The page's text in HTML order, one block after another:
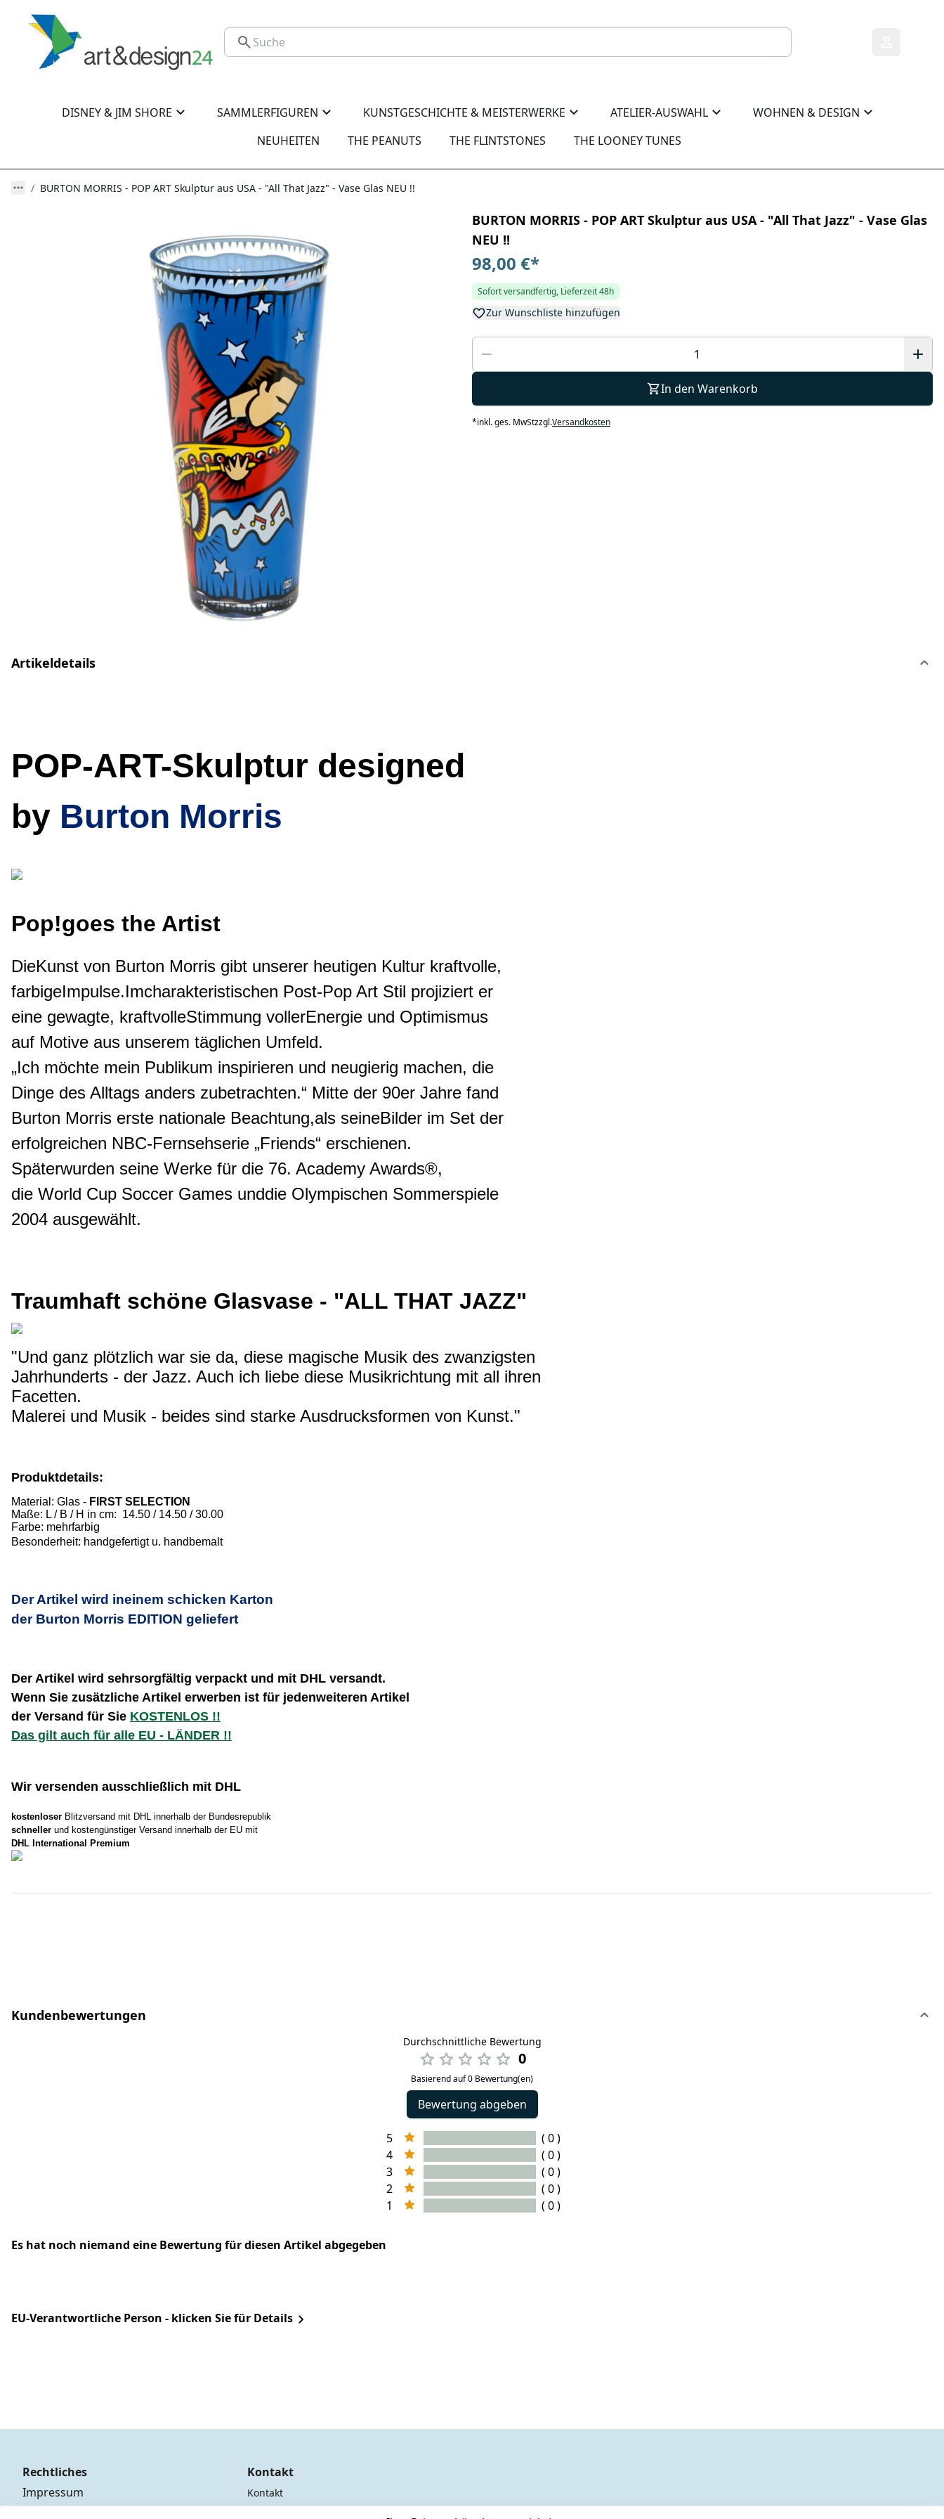
DISNEY & JIM SHORE SAMMLERFIGUREN KUNSTGESCHICHTE & MEISTERWERKE ATELIER-AUSWAHL
WOHNEN & DESIGN
NEUHEITEN
THE PEANUTS THE FLINTSTONES THE LOONEY TUNES
BURTON MORRIS - POP ART Skulptur aus USA - "All That Jazz" - Vase Glas NEU !!
BURTON MORRIS - POP ART Skulptur aus USA - "All That Jazz" - Vase Glas
NEU !!
98,00 €*
Sofort versandfertig, Lieferzeit 48h
Zur Wunschliste hinzufügen
In den Warenkorb
*inkl. ges. MwStzzgl.Versandkosten
Artikeldetails
POP-ART-Skulptur designed
by Burton Morris
Pop!goes the Artist
DieKunst von Burton Morris gibt unserer heutigen Kultur kraftvolle,
farbigeImpulse.Imcharakteristischen Post-Pop Art Stil projiziert er
eine gewagte, kraftvolleStimmung vollerEnergie und Optimismus
auf Motive aus unserem täglichen Umfeld.
„Ich möchte mein Publikum inspirieren und neugierig machen, die
Dinge des Alltags anders zubetrachten.“ Mitte der 90er Jahre fand
Burton Morris erste nationale Beachtung,als seineBilder im Set der
erfolgreichen NBC-Fernsehserie „Friends“ erschienen.
Späterwurden seine Werke für die 76. Academy Awards®,
die World Cup Soccer Games unddie Olympischen Sommerspiele
2004 ausgewählt.
Traumhaft schöne Glasvase - "ALL THAT JAZZ"
"Und ganz plötzlich war sie da, diese magische Musik des zwanzigsten
Jahrhunderts - der Jazz. Auch ich liebe diese Musikrichtung mit all ihren
Facetten.
Malerei und Musik - beides sind starke Ausdrucksformen von Kunst."
Produktdetails:
Material: Glas - FIRST SELECTION
Maße: L / B / H in cm: 14.50 / 14.50 / 30.00
Farbe: mehrfarbig
Besonderheit: handgefertigtu. handbemalt
Der Artikel wird ineinem schicken Karton
der Burton Morris EDITION geliefert
Der Artikel wird sehrsorgfältig verpackt und mit DHL versandt.
Wenn Sie zusätzliche Artikel erwerben ist für jedenweiteren Artikel
der Versand für Sie KOSTENLOS !!
Das gilt auch für alle EU - LÄNDER !!
Wir versenden ausschließlich mit DHL
kostenloser Blitzversand mit DHL innerhalb der Bundesrepublik
schneller und kostengünstiger Versand innerhalb der EU mit
DHL International Premium
Kundenbewertungen
Durchschnittliche Bewertung
0
Basierend auf 0 Bewertung(en)
Bewertung abgeben
5
( 0 )
4
( 0 )
3
( 0 )
2
( 0 )
1
( 0 )
Es hat noch niemand eine Bewertung für diesen Artikel abgegeben
EU-Verantwortliche Person - klicken Sie für Details
Rechtliches
Impressum
Kontakt
Kontakt